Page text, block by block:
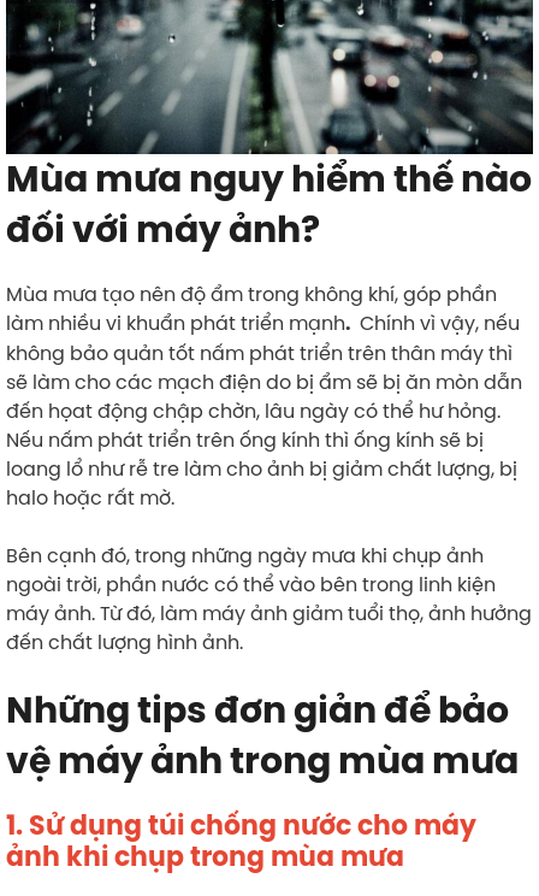
Mùa mưa nguy hiểm thế nào
đối với máy ảnh?
Mùa mưa tạo nên độ ẩm trong không khí, góp phần
làm nhiều vi khuẩn phát triển mạnh. Chính vì vậy, nếu
không bảo quản tốt nấm phát triển trên thân máy thì
sẽ làm cho các mạch điện do bị ẩm sẽ bị ăn mòn dẫn
đến họat động chập chờn, lâu ngày có thể hư hỏng.
Nếu nấm phát triển trên ống kính thì ống kính sẽ bị
loang lổ như rễ tre làm cho ảnh bị giảm chất lượng, bị
halo hoặc rất mờ.
Bên cạnh đó, trong những ngày mưa khi chụp ảnh
ngoài trời, phần nước có thể vào bên trong linh kiện
máy ảnh. Từ đó, làm máy ảnh giảm tuổi thọ, ảnh hưởng
đến chất lượng hình ảnh.
Những tips đơn giản để bảo
vệ máy ảnh trong mùa mưa
1. Sử dụng túi chống nước cho máy
ảnh khi chụp trong mùa mưa